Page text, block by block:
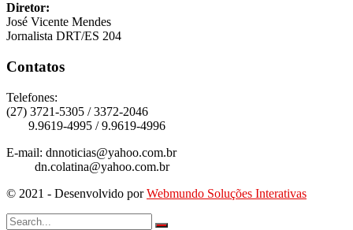
Diretor:
José Vicente Mendes
Jornalista DRT/ES 204
Contatos
Telefones:
(27) 3721-5305 / 3372-2046
9.9619-4995 / 9.9619-4996
E-mail: dnnoticias@yahoo.com.br
dn.colatina@yahoo.com.br
© 2021 - Desenvolvido porWebmundo Soluções Interativas